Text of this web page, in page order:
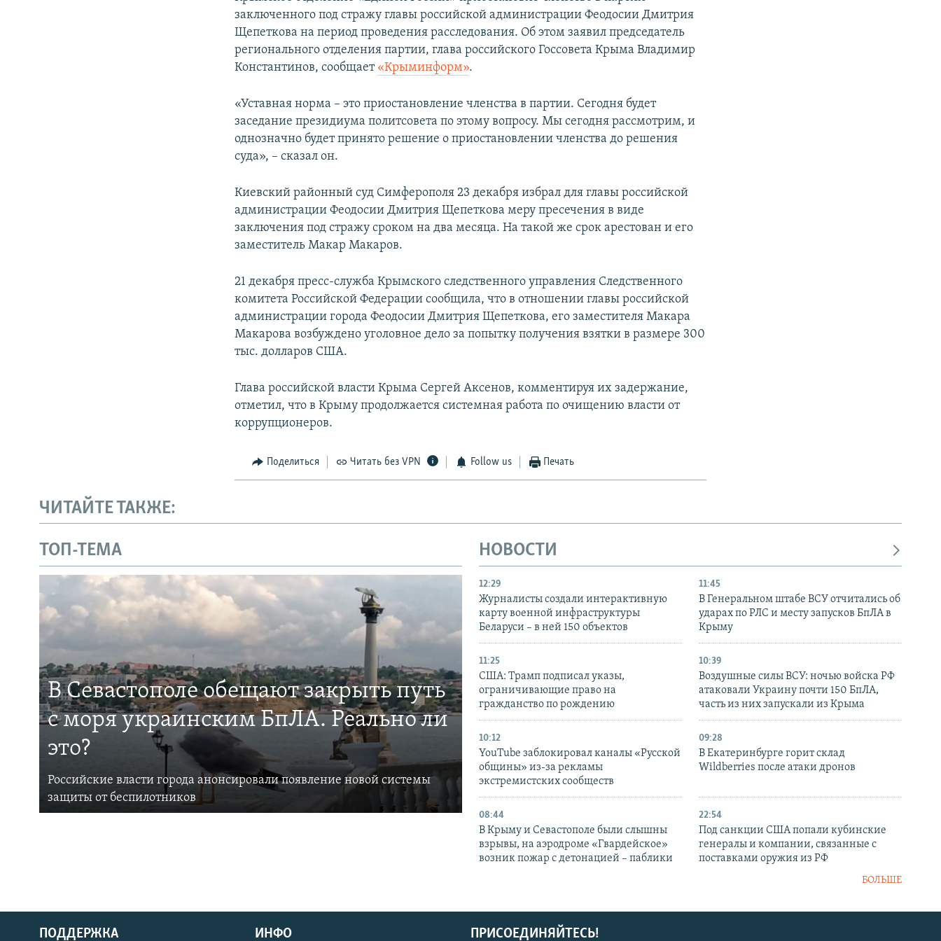
заключенного под стражу главы российской администрации Феодосии Дмитрия
Щепеткова на период проведения расследования. Об этом заявил председатель
регионального отделения партии, глава российского Госсовета Крыма Владимир
Константинов, сообщает «Крыминформ».
«Уставная норма – это приостановление членства в партии. Сегодня будет
заседание президиума политсовета по этому вопросу. Мы сегодня рассмотрим, и
однозначно будет принято решение о приостановлении членства до решения
суда», – сказал он.
Киевский районный суд Симферополя 23 декабря избрал для главы российской
администрации Феодосии Дмитрия Щепеткова меру пресечения в виде
заключения под стражу сроком на два месяца. На такой же срок арестован и его
заместитель Макар Макаров.
21 декабря пресс-служба Крымского следственного управления Следственного
комитета Российской Федерации сообщила, что в отношении главы российской
администрации города Феодосии Дмитрия Щепеткова, его заместителя Макара
Макарова возбуждено уголовное дело за попытку получения взятки в размере 300
тыс. долларов США.
Глава российской власти Крыма Сергей Аксенов, комментируя их задержание,
отметил, что в Крыму продолжается системная работа по очищению власти от
коррупционеров.
Поделиться Читать без VPN Follow us Печать
ЧИТАЙТЕ ТАКЖЕ:
ТОП-ТЕМА
В Севастополе обещают закрыть путь
с моря украинским БпЛА. Реально ли
это?
Российские власти города анонсировали появление новой системы
защиты от беспилотников
НОВОСТИ
12:29
Журналисты создали интерактивную
карту военной инфраструктуры
Беларуси – в ней 150 объектов
11:45
В Генеральном штабе ВСУ отчитались об
ударах по РЛС и месту запусков БпЛА в
Крыму
11:25
США: Трамп подписал указы,
ограничивающие право на
гражданство по рождению
10:39
Воздушные силы ВСУ: ночью войска РФ
атаковали Украину почти 150 БпЛА,
часть из них запускали из Крыма
10:12
YouTube заблокировал каналы «Русской
общины» из-за рекламы
экстремистских сообществ
09:28
В Екатеринбурге горит склад
Wildberries после атаки дронов
08:44
В Крыму и Севастополе были слышны
взрывы, на аэродроме «Гвардейское»
возник пожар с детонацией – паблики
22:54
Под санкции США попали кубинские
генералы и компании, связанные с
поставками оружия из РФ
БОЛЬШЕ
ПРИСОЕДИНЯЙТЕСЬ!
ПОДДЕРЖКА ИНФО